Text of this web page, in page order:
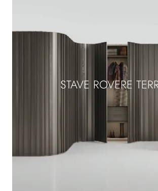
STAVE ROVERE